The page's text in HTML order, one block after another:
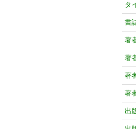
タ
書
著
著
著
著
出